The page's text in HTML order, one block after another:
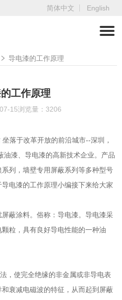
简体中文 English
导电漆的工作原理
工作原理
15浏览量：3206
网站 坐落于改革开放的前沿城市--深圳，
油漆、导电漆的高新技术企业。产品
列，墙壁专用屏蔽系列等多种型号
电漆的工作原理小编接下来给大家
扰屏蔽涂料。俗称：导电漆。导电漆采
具有良好导电性能的一种油
使完全绝缘的非金属或非导电表
和衰减电磁波的特征，从而起到屏蔽